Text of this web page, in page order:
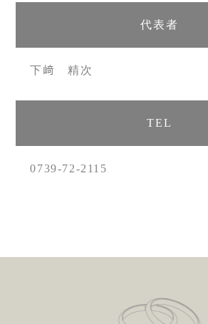
代表者
下﨑 精次
TEL
0739-72-2115